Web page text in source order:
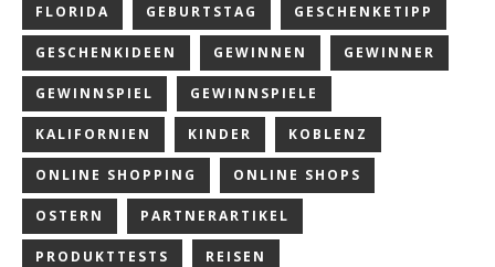
FLORIDA GEBURTSTAG GESCHENKETIPP
GESCHENKIDEEN GEWINNEN GEWINNER
GEWINNSPIEL GEWINNSPIELE
KALIFORNIEN KINDER KOBLENZ
ONLINE SHOPPING ONLINE SHOPS
OSTERN PARTNERARTIKEL
PRODUKTTESTS REISEN